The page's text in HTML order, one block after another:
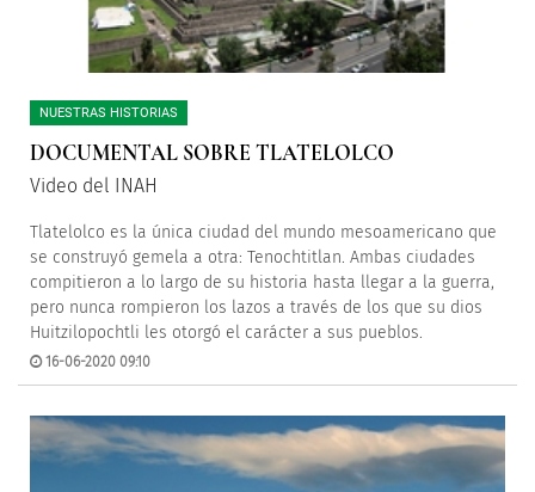
NUESTRAS HISTORIAS
DOCUMENTAL SOBRE TLATELOLCO
Video del INAH
Tlatelolco es la única ciudad del mundo mesoamericano que
se construyó gemela a otra: Tenochtitlan. Ambas ciudades
compitieron a lo largo de su historia hasta llegar a la guerra,
pero nunca rompieron los lazos a través de los que su dios
Huitzilopochtli les otorgó el carácter a sus pueblos.
16-06-2020 09:10